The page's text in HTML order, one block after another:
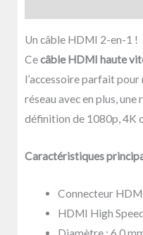
Un câble HDMI 2-en-1 !
Cecâble HDMI haute
l’accessoire parfait
réseau avec en plus,
définition de 1080p, 4K
Caractéristiques
Connecteur
HDMI High